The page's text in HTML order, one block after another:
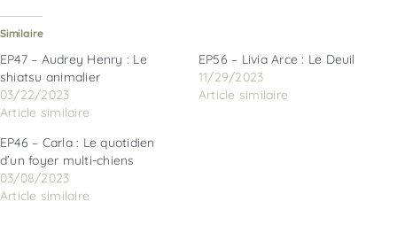
PODCAST
Similaire
EP47 – Audrey Henry : Le
shiatsu animalier
03/22/2023
Article similaire
EP56 – Livia Arce : Le Deuil
11/29/2023
Article similaire
EP46 – Carla : Le quotidien
d’un foyer multi-chiens
03/08/2023
Article similaire